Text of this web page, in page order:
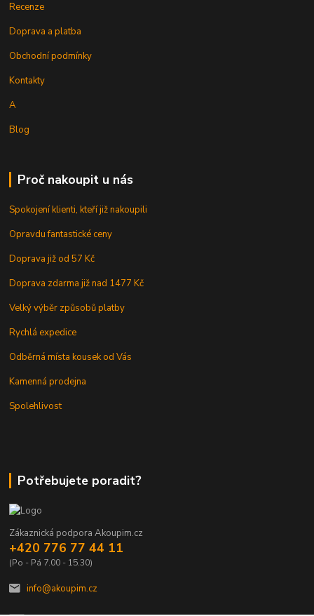
Recenze
Doprava a platba
Obchodní podmínky
Kontakty
A
Blog
Proč nakoupit u nás
Spokojení klienti, kteří již nakoupili
Opravdu fantastické ceny
Doprava již od 57 Kč
Doprava zdarma již nad 1477 Kč
Velký výběr způsobů platby
Rychlá expedice
Odběrná místa kousek od Vás
Kamenná prodejna
Spolehlivost
Potřebujete poradit?
Zákaznická podpora Akoupim.cz
+420 776 77 44 11
(Po - Pá 7.00 - 15.30)
info@akoupim.cz